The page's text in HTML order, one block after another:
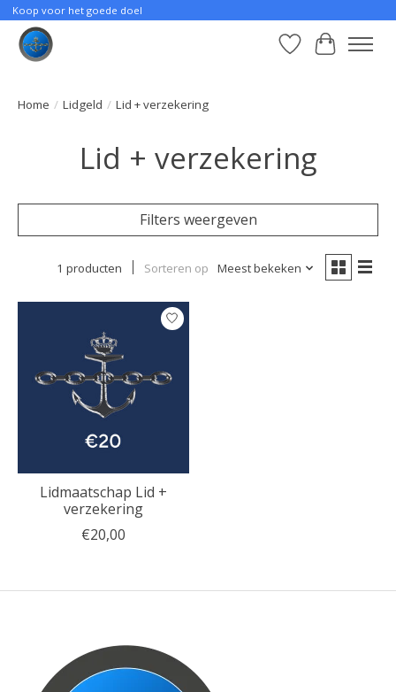
Koop voor het goede doel
Verlanglijst
Home / Lidgeld / Lid + verzekering
Lid + verzekering
Filters weergeven
1 producten Sorteren op Meest bekeken
Lidmaatschap Lid +
verzekering
€20,00